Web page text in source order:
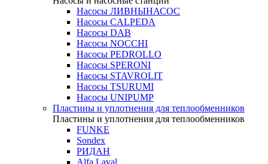
Насосы ЛИВНЫНАСОС
Насосы CALPEDA
Насосы DAB
Насосы NOCCHI
Насосы PEDROLLO
Насосы SPERONI
Насосы STAVROLIT
Насосы TSURUMI
Насосы UNIPUMP
Пластины и уплотнения для теплообменников
Пластины и уплотнения для теплообменников
FUNKE
Sondex
РИДАН
Alfa Laval